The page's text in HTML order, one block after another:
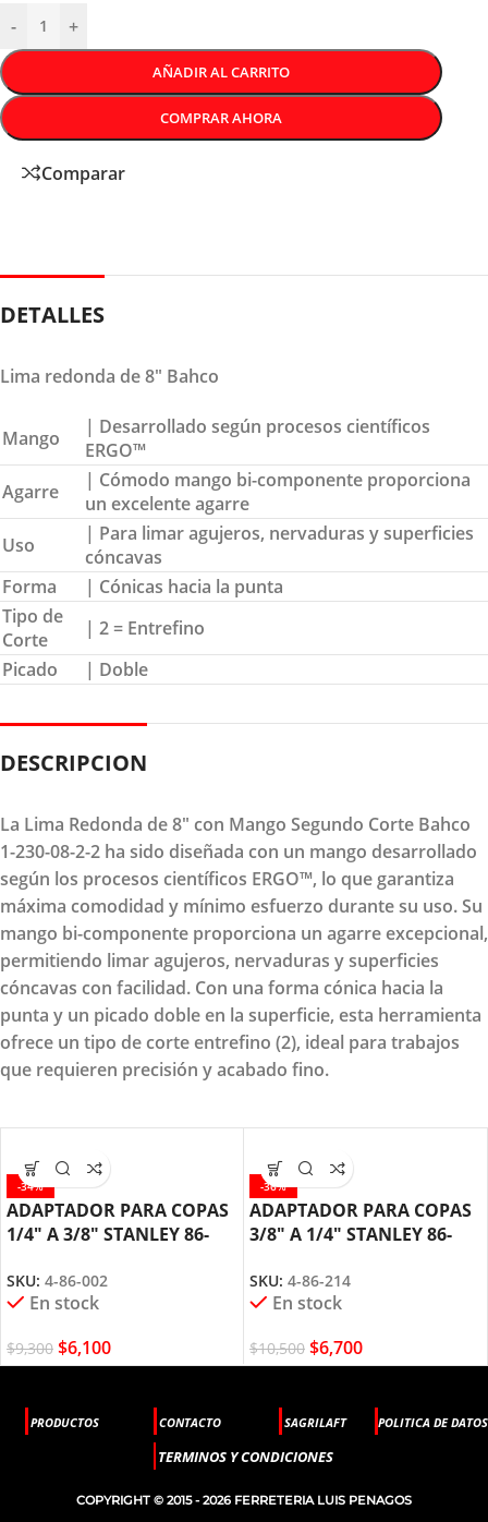
- +
AÑADIR AL CARRITO
COMPRAR AHORA
Comparar
DETALLES
Lima redonda de 8″ Bahco
Mango
| Desarrollado según procesos científicos
ERGO™
Agarre
| Cómodo mango bi-componente proporciona
un excelente agarre
Uso
| Para limar agujeros, nervaduras y superficies
cóncavas
Forma
| Cónicas hacia la punta
Tipo de
Corte
| 2 = Entrefino
Picado
| Doble
DESCRIPCION
La Lima Redonda de 8" con Mango Segundo Corte Bahco
1-230-08-2-2 ha sido diseñada con un mango desarrollado
según los procesos científicos ERGO™, lo que garantiza
máxima comodidad y mínimo esfuerzo durante su uso. Su
mango bi-componente proporciona un agarre excepcional,
permitiendo limar agujeros, nervaduras y superficies
cóncavas con facilidad. Con una forma cónica hacia la
punta y un picado doble en la superficie, esta herramienta
ofrece un tipo de corte entrefino (2), ideal para trabajos
que requieren precisión y acabado fino.
-34%
ADAPTADOR PARA COPAS
1/4″ A 3/8″ STANLEY 86-
SKU: 4-86-002
En stock
$9,300 $6,100
-36%
ADAPTADOR PARA COPAS
3/8″ A 1/4″ STANLEY 86-
SKU: 4-86-214
En stock
$10,500 $6,700
PRODUCTOS CONTACTO SAGRILAFT POLITICA DE DATOS
TERMINOS Y CONDICIONES
COPYRIGHT © 2015 - 2026 FERRETERIA LUIS PENAGOS